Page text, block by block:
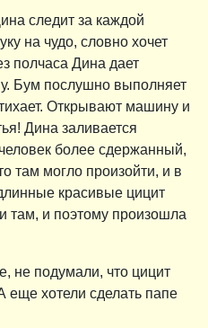
следит за каждой
на чудо, словно хочет
полчаса Дина дает
Бум послушно выполняет
Открывают машину и
Дина заливается
более сдержанный,
там могло произойти, и в
красивые цицит
там, и поэтому произошла
не подумали, что цицит
еще хотели сделать папе